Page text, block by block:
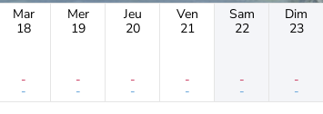
Mar
18
-
-
Mer
19
-
-
Jeu
20
-
-
Ven
21
-
-
Sam
22
-
-
Dim
23
-
-